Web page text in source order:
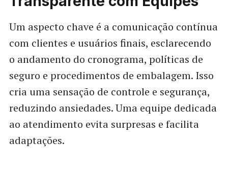
Um aspecto chave é a comunicação contínua
com clientes e usuários finais, esclarecendo
o andamento do cronograma, políticas de
seguro e procedimentos de embalagem. Isso
cria uma sensação de controle e segurança,
reduzindo ansiedades. Uma equipe dedicada
ao atendimento evita surpresas e facilita
adaptações.